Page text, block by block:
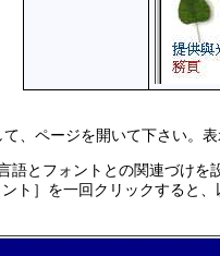
、ページを開いて下さい。
語とフォントとの関連づけを
ント］を一回クリックすると